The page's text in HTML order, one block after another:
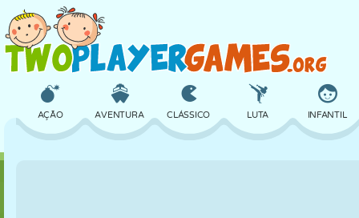
AÇÃO AVENTURA CLÁSSICO LUTA INFANTIL